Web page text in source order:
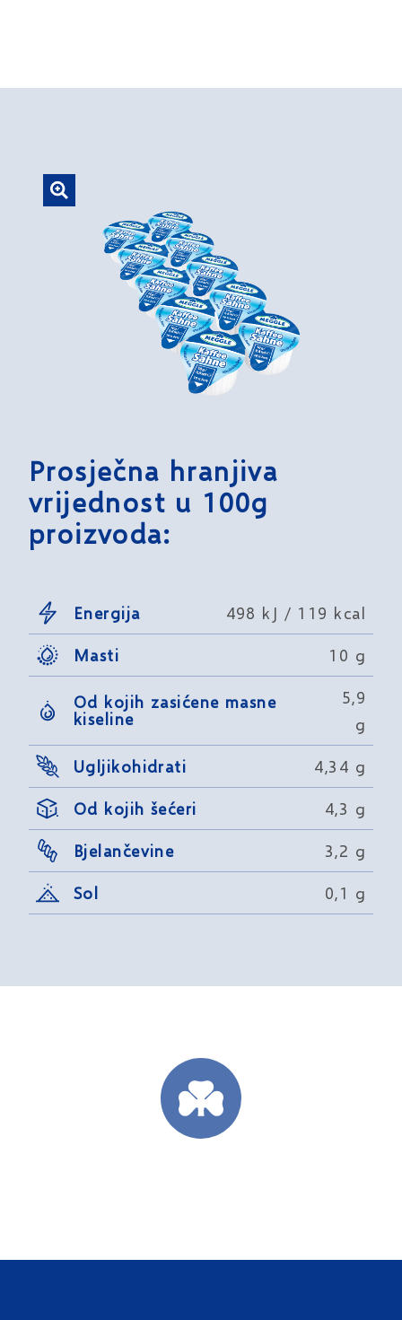
Prosječna hranjiva
vrijednost u 100g
proizvoda:
Energija 498 kJ / 119 kcal
Masti 10 g
Od kojih zasićene masne
kiseline
5,9
g
Ugljikohidrati 4,34 g
Od kojih šećeri 4,3 g
Bjelančevine 3,2 g
Sol 0,1 g